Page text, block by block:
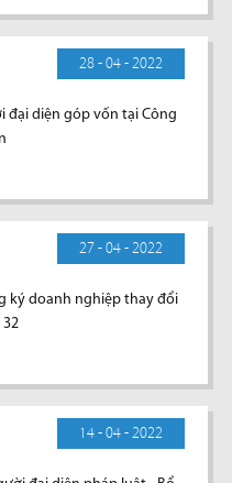
28 - 04 - 2022
đại diện góp vốn tại Công
27 - 04 - 2022
ký doanh nghiệp thay đổi
32
14 - 04 - 2022